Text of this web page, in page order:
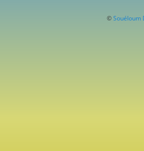
© Souéloum